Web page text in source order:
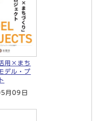
用×まち
デル・プ
月09日